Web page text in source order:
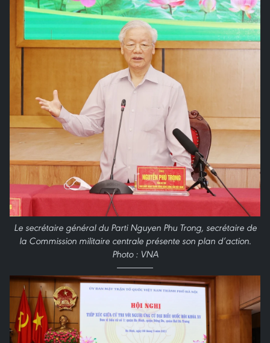
Le secrétaire général du Parti Nguyen Phu Trong, secrétaire de
la Commission militaire centrale présente son plan d’action.
Photo : VNA